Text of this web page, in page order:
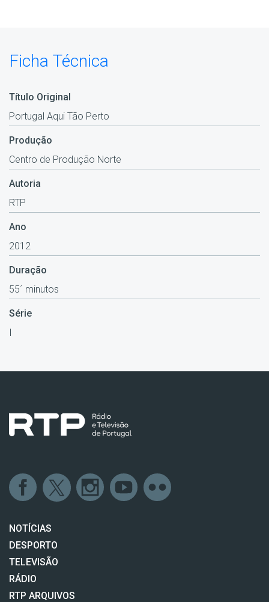
Ficha Técnica
Título Original
Portugal Aqui Tão Perto
Produção
Centro de Produção Norte
Autoria
RTP
Ano
2012
Duração
55´ minutos
Série
I
NOTÍCIAS
DESPORTO
TELEVISÃO
RÁDIO
RTP ARQUIVOS